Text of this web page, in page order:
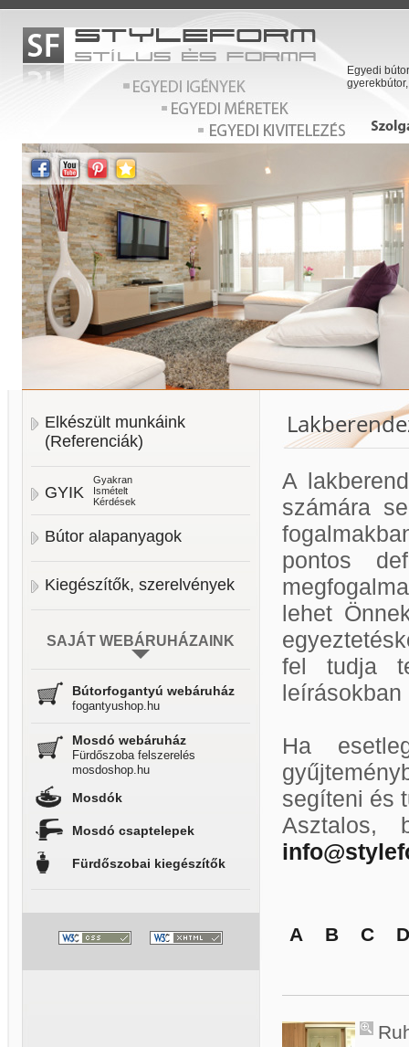
Egyedi
Elkészült munkáink
(Referenciák)
GYIK
Gyakran
Ismételt
Kérdések
Bútor alapanyagok
Kiegészítők, szerelvények
SAJÁT WEBÁRUHÁZAINK
Bútorfogantyú webáruház
fogantyushop.hu
Mosdó webáruház
Fürdőszoba felszerelés
mosdoshop.hu
Mosdók
Mosdó csaptelepek
Fürdőszobai kiegészítők
A
számára
pontos
lehet
fel tudja
Ha
segíteni és
Asztalos,
A B C D